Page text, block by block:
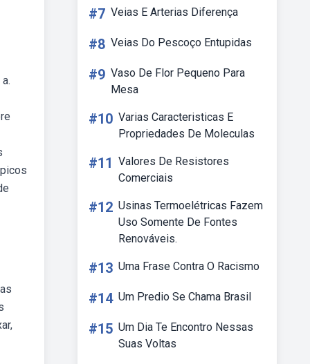
#7 Veias E Arterias Diferença
#8 Veias Do Pescoço Entupidas
#9 Vaso De Flor Pequeno Para
Mesa
#10 Varias Caracteristicas E
Propriedades De Moleculas
#11 Valores De Resistores
Comerciais
#12 Usinas Termoelétricas Fazem
Uso Somente De Fontes
Renováveis.
#13 Uma Frase Contra O Racismo
#14 Um Predio Se Chama Brasil
#15 Um Dia Te Encontro Nessas
Suas Voltas